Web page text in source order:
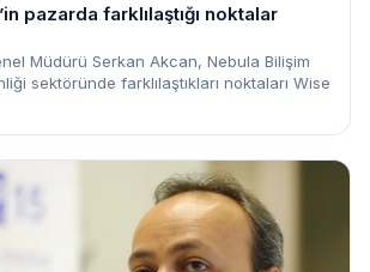
pazarda farklılaştığı noktalar
Müdürü Serkan Akcan, Nebula Bilişim
sektöründe farklılaştıkları noktaları Wise